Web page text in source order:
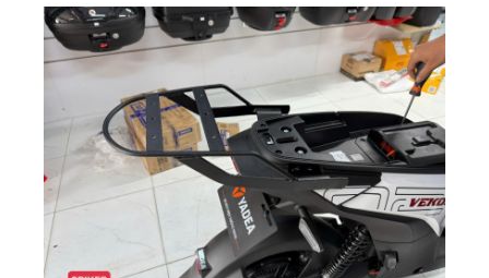
XE
MÁY
PHƯỢT
CHƠI
MOTO
PHỤ
KIỆN
MBIKER